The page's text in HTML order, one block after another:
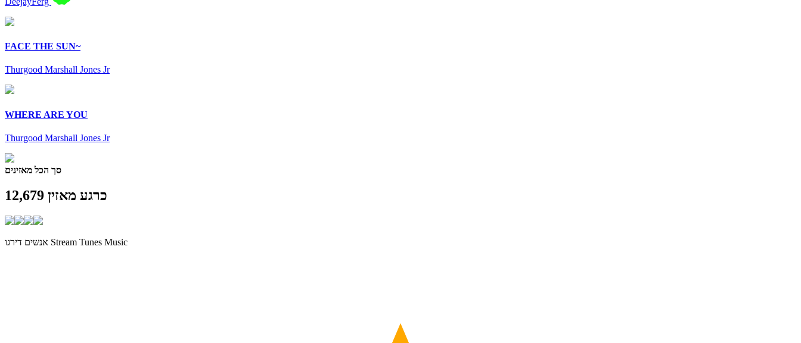
FACE THE SUN~
Thurgood Marshall Jones Jr
WHERE ARE YOU
Thurgood Marshall Jones Jr
סך הכל מאזינים
12,679 כרגע מאזין
אנשים דירגו Stream Tunes Music